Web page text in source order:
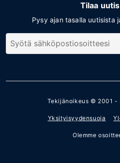
Tilaa
Pysy ajan tasalla uutisista
Tekijänoikeus © 2001 -
Yksityisyydensuoja
Olemme